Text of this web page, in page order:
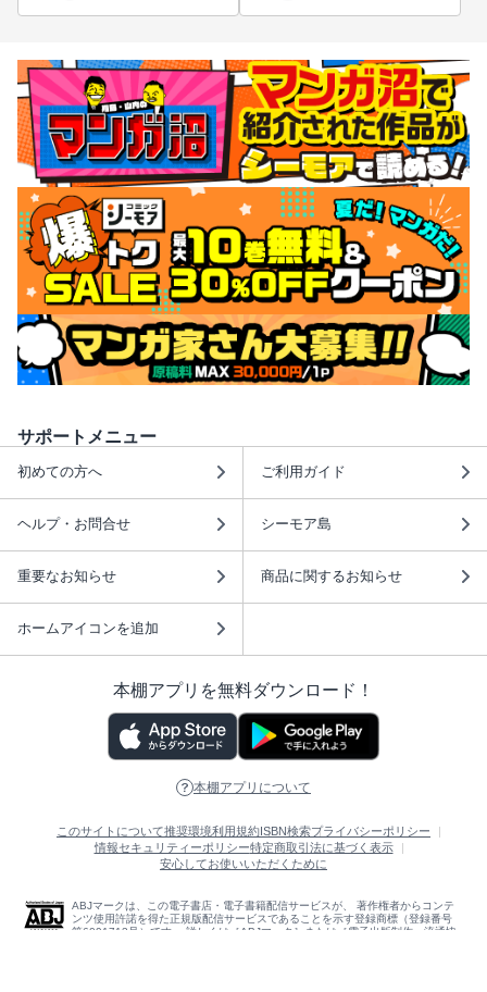
サポートメニュー
初めての方へ ご利用ガイド
ヘルプ・お問合せ シーモア島
重要なお知らせ 商品に関するお知らせ
ホームアイコンを追加
本棚アプリを無料ダウンロード！
本棚アプリについて
このサイトについて推奨環境利用規約ISBN検索プライバシーポリシー
情報セキュリティーポリシー特定商取引法に基づく表示
安心してお使いいただくために
ABJマークは、この電子書店・電子書籍配信サービスが、 著作権者からコンテ
ンツ使用許諾を得た正規版配信サービスであることを示す登録商標（登録番号
第6091713号）です。 詳しくは［ABJマーク］または［電子出版制作・流通協